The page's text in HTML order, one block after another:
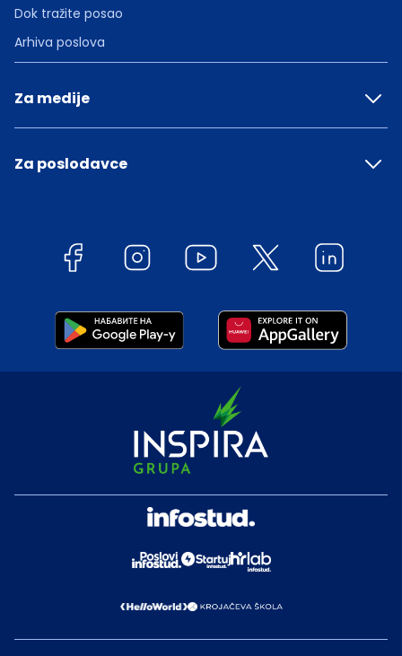
Dok tražite posao
Arhiva poslova
Za medije
Za poslodavce